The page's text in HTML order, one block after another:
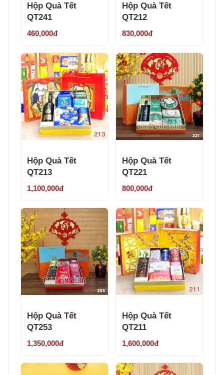
Hộp Quà Tết
QT241
460,000đ
Hộp Quà Tết
QT212
830,000đ
Hộp Quà Tết
QT213
1,100,000đ
Hộp Quà Tết
QT221
800,000đ
Hộp Quà Tết
QT253
1,350,000đ
Hộp Quà Tết
QT211
1,600,000đ